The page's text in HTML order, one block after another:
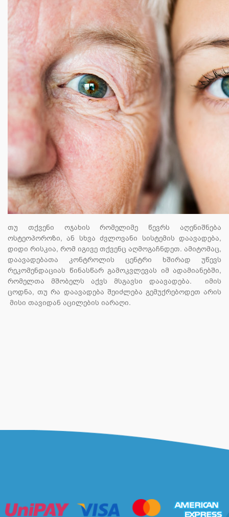
თუ თქვენი ოჯახის რომელიმე წევრს აღენიშნება
ოსტეოპოროზი, ან სხვა ძვლოვანი სისტემის დაავადება,
დიდი რისკია, რომ იგივე თქვენც აღმოგაჩნდეთ. ამიტომაც,
დაავადებათა კონტროლის ცენტრი ხშირად უწევს
რეკომენდაციას წინასწარ გამოკვლევას იმ ადამიანებში,
რომელთა მშობელს აქვს მსგავსი დაავადება. იმის
ცოდნა, თუ რა დაავადება შეიძლება გემუქრებოდეთ არის
მისი თავიდან აცილების იარაღი.